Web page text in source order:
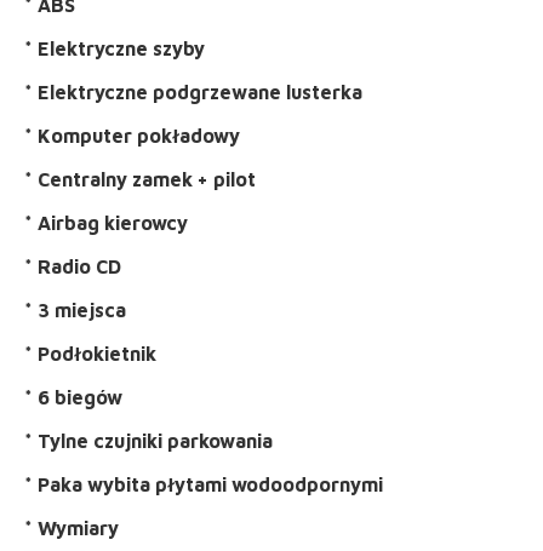
* ABS
* Elektryczne szyby
* Elektryczne podgrzewane lusterka
* Komputer pokładowy
* Centralny zamek + pilot
* Airbag kierowcy
* Radio CD
* 3 miejsca
* Podłokietnik
* 6 biegów
* Tylne czujniki parkowania
* Paka wybita płytami wodoodpornymi
* Wymiary